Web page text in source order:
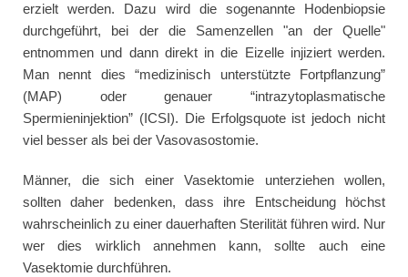
erzielt werden. Dazu wird die sogenannte Hodenbiopsie
durchgeführt, bei der die Samenzellen "an der Quelle"
entnommen und dann direkt in die Eizelle injiziert werden.
Man nennt dies “medizinisch unterstützte Fortpflanzung”
(MAP) oder genauer “intrazytoplasmatische
Spermieninjektion” (ICSI). Die Erfolgsquote ist jedoch nicht
viel besser als bei der Vasovasostomie.
Männer, die sich einer Vasektomie unterziehen wollen,
sollten daher bedenken, dass ihre Entscheidung höchst
wahrscheinlich zu einer dauerhaften Sterilität führen wird. Nur
wer dies wirklich annehmen kann, sollte auch eine
Vasektomie durchführen.